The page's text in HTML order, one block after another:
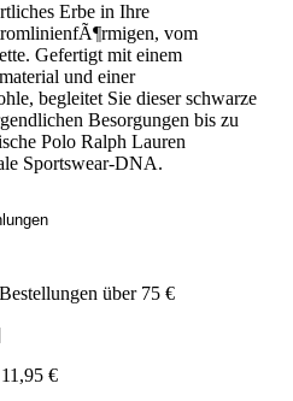
Erbe in Ihre
vom
Gefertigt mit einem
und einer
begleitet Sie dieser schwarze
Besorgungen bis zu
Polo Ralph Lauren
Sportswear-DNA.
über 75 €
€